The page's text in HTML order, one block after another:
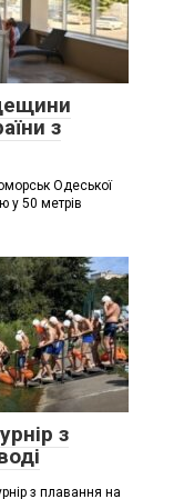
з
Одеської
у 50 метрів
з
з плавання на